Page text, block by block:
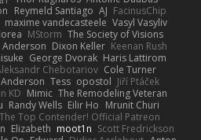
Reymeld Santiago AJ FacinusChip
maxime vandecasteele Vasyl Vasyliv
MStorm The Society of Visions
Anderson Dixon Keller Keenan Rush
George Dvorak Haris Lattirom
Chebotariov Cole Turner
Anderson Tess opostol Jiří Ptáček
KD Mimic The Remodeling Veteran
Randy Wells Eilir Ho Mrunit Churi
Top Contender! Official Patreon
Elizabeth moot1n Scott Fredrickson